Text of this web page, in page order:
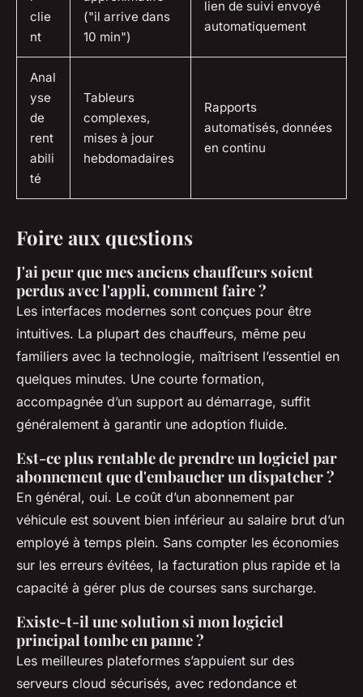
clie
nt
("il arrive dans
10 min")
lien de suivi envoyé
automatiquement
Anal
yse
de
rent
abili
té
Tableurs
complexes,
mises à jour
hebdomadaires
Rapports
automatisés, données
en continu
Foire aux questions
J'ai peur que mes anciens chauffeurs soient
perdus avec l'appli, comment faire ?
Les interfaces modernes sont conçues pour être
intuitives. La plupart des chauffeurs, même peu
familiers avec la technologie, maîtrisent l’essentiel en
quelques minutes. Une courte formation,
accompagnée d’un support au démarrage, suffit
généralement à garantir une adoption fluide.
Est-ce plus rentable de prendre un logiciel par
abonnement que d'embaucher un dispatcher ?
En général, oui. Le coût d’un abonnement par
véhicule est souvent bien inférieur au salaire brut d’un
employé à temps plein. Sans compter les économies
sur les erreurs évitées, la facturation plus rapide et la
capacité à gérer plus de courses sans surcharge.
Existe-t-il une solution si mon logiciel
principal tombe en panne ?
Les meilleures plateformes s’appuient sur des
serveurs cloud sécurisés, avec redondance et